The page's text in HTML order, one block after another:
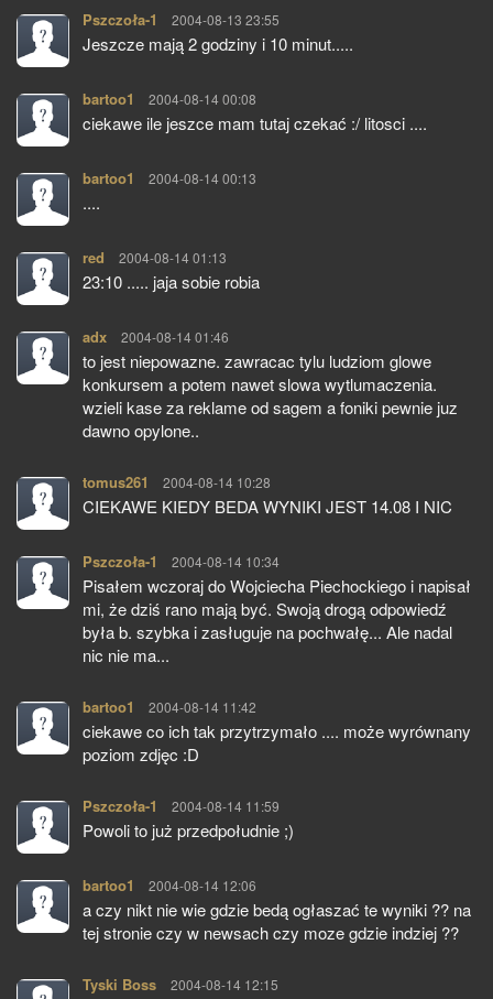
Pszczoła-1 pisze:
2004-08-13 23:55
Jeszcze mają 2 godziny i 10 minut.....
bartoo1 pisze:
2004-08-14 00:08
ciekawe ile jeszce mam tutaj czekać :/ litosci ....
bartoo1 pisze:
2004-08-14 00:13
....
red pisze:
2004-08-14 01:13
23:10 ..... jaja sobie robia
adx pisze:
2004-08-14 01:46
to jest niepowazne. zawracac tylu ludziom glowe
konkursem a potem nawet slowa wytlumaczenia.
wzieli kase za reklame od sagem a foniki pewnie juz
dawno opylone..
tomus261 pisze:
2004-08-14 10:28
CIEKAWE KIEDY BEDA WYNIKI JEST 14.08 I NIC
Pszczoła-1 pisze:
2004-08-14 10:34
Pisałem wczoraj do Wojciecha Piechockiego i napisał
mi, że dziś rano mają być. Swoją drogą odpowiedź
była b. szybka i zasługuje na pochwałę... Ale nadal
nic nie ma...
bartoo1 pisze:
2004-08-14 11:42
ciekawe co ich tak przytrzymało .... może wyrównany
poziom zdjęc :D
Pszczoła-1 pisze:
2004-08-14 11:59
Powoli to już przedpołudnie ;)
bartoo1 pisze:
2004-08-14 12:06
a czy nikt nie wie gdzie bedą ogłaszać te wyniki ?? na
tej stronie czy w newsach czy moze gdzie indziej ??
Tyski Boss pisze:
2004-08-14 12:15